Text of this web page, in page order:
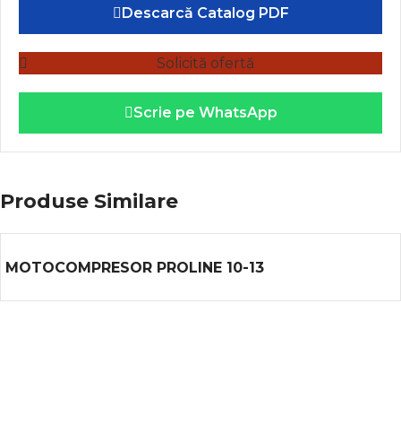
Descarcă Catalog PDF
Solicită ofertă
Scrie pe WhatsApp
Produse Similare
MOTOCOMPRESOR PROLINE 10-13